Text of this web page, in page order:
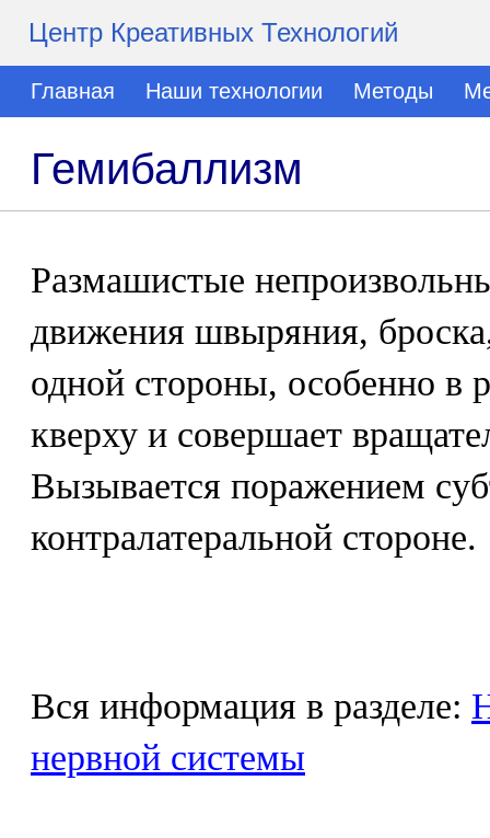
Центр Креативных Технологий
Главная Наши технологии Методы
Гемибаллизм
Размашистые
движения швыряния,
одной стороны, особенно в
кверху и совершает
Вызывается поражением
контралатеральной стороне.
Вся информация в разделе:
нервной системы